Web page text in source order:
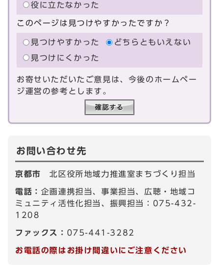
役に立たなかった
このページは見つけやすかったですか？
見つけやすかった
どちらともいえない
見つけにくかった
お寄せいただいたご意見は、今後のホームペー
ジ運営の参考とします。
お問い合わせ先
京都市北区役所地域力推進室まちづくり担当
電話： 企画連携担当、事業担当、広聴・地域コ
ミュニティ活性化担当、振興担当：075-432-
1208
ファックス： 075-441-3282
お電話の際はお掛け間違いにご注意ください